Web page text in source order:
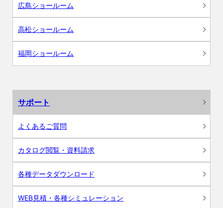
広島ショールーム
高松ショールーム
福岡ショールーム
サポート
よくあるご質問
カタログ閲覧・資料請求
各種データダウンロード
WEB見積・各種シミュレーション